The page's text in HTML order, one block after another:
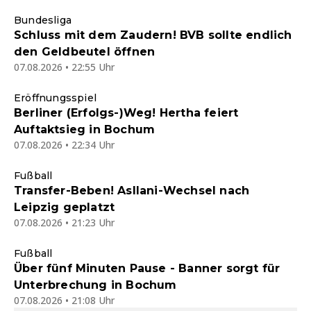
Bundesliga
Schluss mit dem Zaudern! BVB sollte endlich
den Geldbeutel öffnen
07.08.2026 • 22:55 Uhr
Eröffnungsspiel
Berliner (Erfolgs-)Weg! Hertha feiert
Auftaktsieg in Bochum
07.08.2026 • 22:34 Uhr
Fußball
Transfer-Beben! Asllani-Wechsel nach
Leipzig geplatzt
07.08.2026 • 21:23 Uhr
Fußball
Über fünf Minuten Pause - Banner sorgt für
Unterbrechung in Bochum
07.08.2026 • 21:08 Uhr